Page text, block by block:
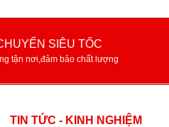
SIÊU TỐC
tận nơi,đảm bảo chất lượng
TIN TỨC - KINH NGHIỆM